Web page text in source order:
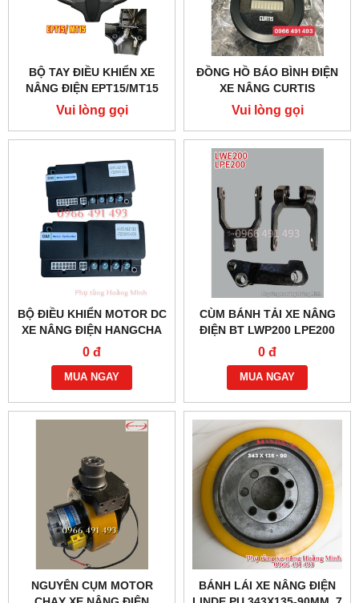
BỘ TAY ĐIỀU KHIỂN XE
NÂNG ĐIỆN EPT15/MT15
Vui lòng gọi
ĐỒNG HỒ BÁO BÌNH ĐIỆN
XE NÂNG CURTIS
906R24BSBAO
Vui lòng gọi
BỘ ĐIỀU KHIỂN MOTOR DC
XE NÂNG ĐIỆN HANGCHA
BM24C10 AMDJSZ120
0 đ
MUA NGAY
CÙM BÁNH TẢI XE NÂNG
ĐIỆN BT LWP200 LPE200
0 đ
MUA NGAY
NGUYÊN CỤM MOTOR
BÁNH LÁI XE NÂNG ĐIỆN